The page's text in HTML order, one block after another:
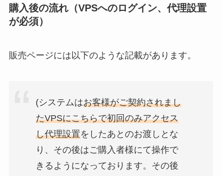
購入後の流れ（VPSへのログイン、代理設置
が必須）
販売ページには以下のような記載があります。
(システムはお客様がご契約されまし
たVPSにこちらで初回のみアクセス
し代理設置をしたあとのお渡しとな
り、その後はご購入者様にて操作で
きるようになっております。その後